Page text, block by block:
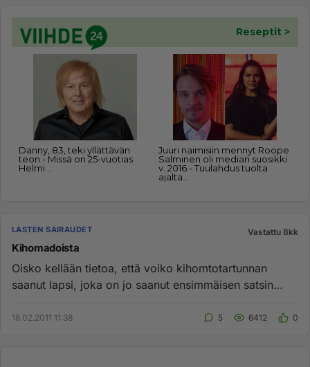
LASTEN SAIRAUDET Vastattu 8kk
Kihomadoista
Oisko kellään tietoa, että voiko kihomtotartunnan
saanut lapsi, joka on jo saanut ensimmäisen satsin
18.02.2011 11:38 5 6412 0